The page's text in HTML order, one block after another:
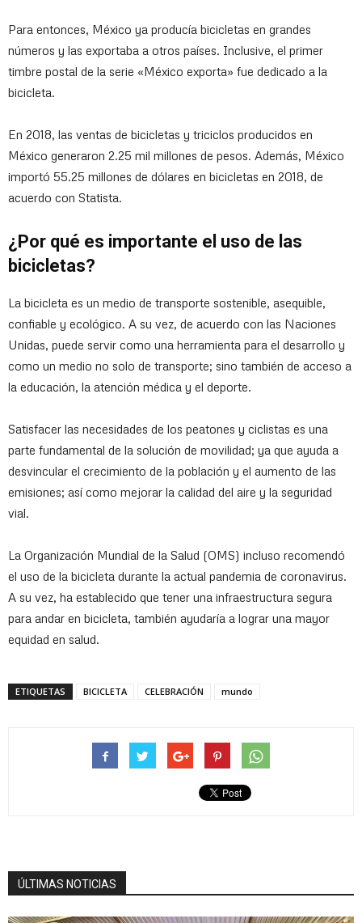
Para entonces, México ya producía bicicletas en grandes
números y las exportaba a otros países. Inclusive, el primer
timbre postal de la serie «México exporta» fue dedicado a la
bicicleta.
En 2018, las ventas de bicicletas y triciclos producidos en
México generaron 2.25 mil millones de pesos. Además, México
importó 55.25 millones de dólares en bicicletas en 2018, de
acuerdo con Statista.
¿Por qué es importante el uso de las
bicicletas?
La bicicleta es un medio de transporte sostenible, asequible,
confiable y ecológico. A su vez, de acuerdo con las Naciones
Unidas, puede servir como una herramienta para el desarrollo y
como un medio no solo de transporte; sino también de acceso a
la educación, la atención médica y el deporte.
Satisfacer las necesidades de los peatones y ciclistas es una
parte fundamental de la solución de movilidad; ya que ayuda a
desvincular el crecimiento de la población y el aumento de las
emisiones; así como mejorar la calidad del aire y la seguridad
vial.
La Organización Mundial de la Salud (OMS) incluso recomendó
el uso de la bicicleta durante la actual pandemia de coronavirus.
A su vez, ha establecido que tener una infraestructura segura
para andar en bicicleta, también ayudaría a lograr una mayor
equidad en salud.
ETIQUETAS BICICLETA CELEBRACIÓN mundo
ÚLTIMAS NOTICIAS